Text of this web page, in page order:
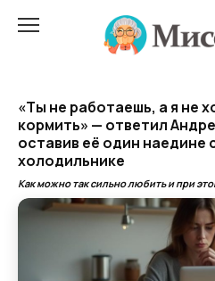
«Ты не работаешь, а я не
кормить» — ответил
оставив её один наедине
холодильнике
Как можно так сильно любить и при